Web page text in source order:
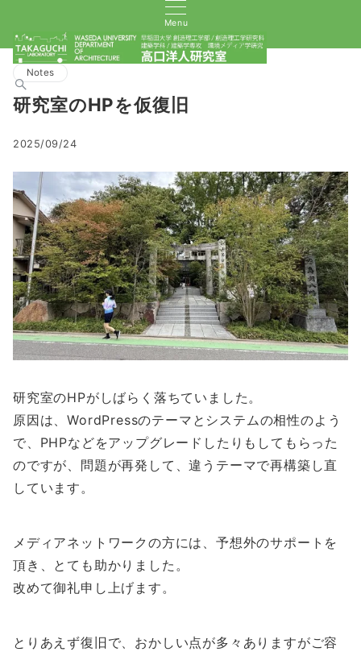
Menu
Notes
研究室のHPを仮復旧
2025/09/24
研究室のHPがしばらく落ちていました。
原因は、WordPressのテーマとシステムの相性のよう
で、PHPなどをアップグレードしたりもしてもらった
のですが、問題が再発して、違うテーマで再構築し直
しています。
メディアネットワークの方には、予想外のサポートを
頂き、とても助かりました。
改めて御礼申し上げます。
とりあえず復旧で、おかしい点が多々ありますがご容